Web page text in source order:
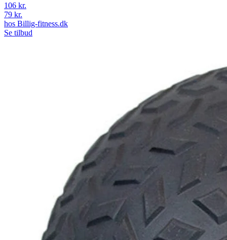
106 kr.
79 kr.
hos Billig-fitness.dk
Se tilbud